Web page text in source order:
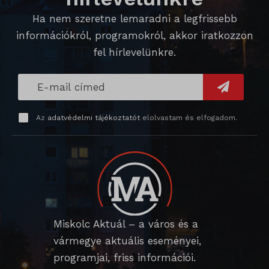
Ha nem szeretne lemaradni a legfrissebb
információkról, programokról, akkor iratkozzon
fel hírlevelünkre.
Az adatvédelmi tájékoztatótelolvastam és elfogadom.
Miskolc Aktuál – a város és a
vármegye aktuális eseményei,
programjai, friss információi.
wp_lang
wp-settings-*
mhcookie
_gat_gtag_ua_*
strack_tracking_code
magában foglal, amelyek nem tartoznak a megadott kategóriákba,
vagy amelyeket nem kategorizáltak.
Részletek megjelenítése
_qimei_fingerprint
_qimei_i_3
chatbase_anon_id
cookieyes-consent
domain